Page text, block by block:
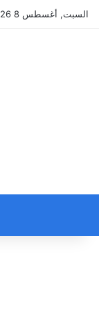
السبت, أغسطس 8 2026